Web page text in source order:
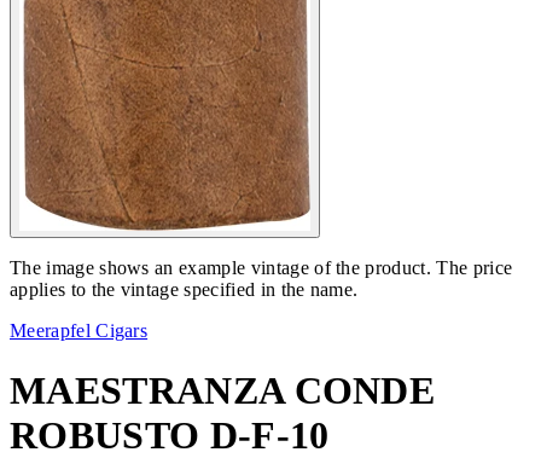
The image shows an example vintage of the product. The price
applies to the vintage specified in the name.
Meerapfel Cigars
MAESTRANZA CONDE
ROBUSTO D-F-10